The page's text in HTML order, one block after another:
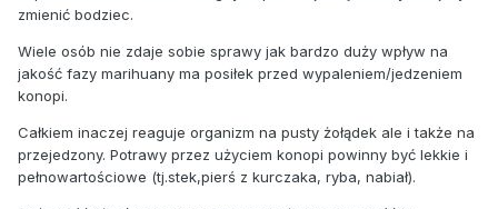
zmienić bodziec.
Wiele osób nie zdaje sobie sprawy jak bardzo duży wpływ na
jakość fazy marihuany ma posiłek przed wypaleniem/jedzeniem
konopi.
Całkiem inaczej reaguje organizm na pusty żołądek ale i także na
przejedzony. Potrawy przez użyciem konopi powinny być lekkie i
pełnowartościowe (tj.stek,pierś z kurczaka, ryba, nabiał).